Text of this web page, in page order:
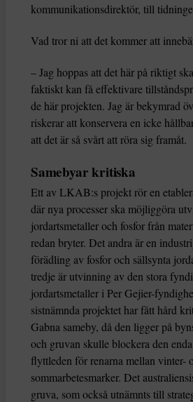
kommunikationsdirektör, till
Vad tror ni att det kommer att
– Jag hoppas att det här på riktigt
faktiskt kan få effektivare
de här projekten. Jag är bekymrad
riskerar att konservera en icke
att det är så svårt att röra sig framåt.
Samebyar kritiska
Ett av LKAB:s projekt rör en
där nya processer ska möjliggöra
jordartsmetaller och fosfor från
redan bryter. Det andra är en
förädling av fosfor och sällsynta
tredje är utvinning av den stora
jordartsmetaller i Per Gejier-
sistnämnda projektet har fått hård
Gabna sameby, då den ligger på
och gruvan skulle blockera den
flyttleden för renarna mellan vinter-
sommarbetesmarker. Det
gruva, som också utnämnts till